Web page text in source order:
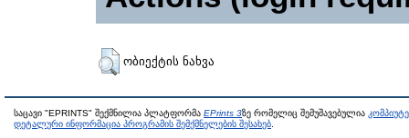
ობიექტის ნახვა
საცავი "EPRINTS" შექმნილია პლატფორმა EPrints 3ზე რომელიც შემუშავებულია
დეტალური ინფორმაცია პროგრამის შემქმნელების შესახებ.